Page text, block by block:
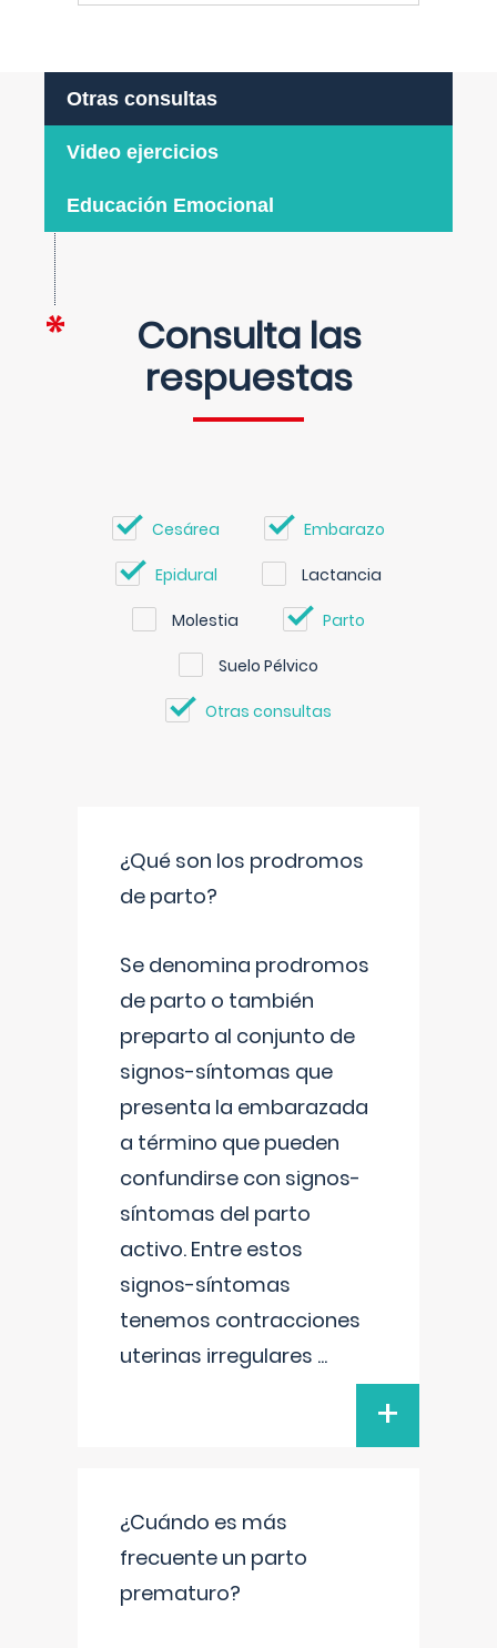
Otras consultas
Video ejercicios
Educación Emocional
Consulta las
respuestas
Cesárea Embarazo
Epidural Lactancia
Molestia Parto
Suelo Pélvico
Otras consultas
¿Qué son los prodromos
de parto?
Se denomina prodromos
de parto o también
preparto al conjunto de
signos-síntomas que
presenta la embarazada
a término que pueden
confundirse con signos-
síntomas del parto
activo. Entre estos
signos-síntomas
tenemos contracciones
uterinas irregulares ...
+
¿Cuándo es más
frecuente un parto
prematuro?